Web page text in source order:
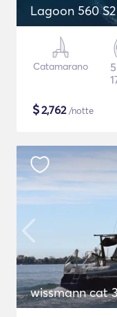
Lagoon 560 S2
Catamarano
$2,762/notte
wissmann cat